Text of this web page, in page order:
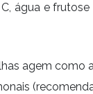
água e
agem como